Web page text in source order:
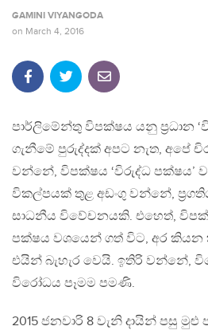
GAMINI VIYANGODA
on March 4, 2016
පාර්ලිමේන්තු විපක්ෂය යනු ප‍්‍රධාන
ගැනීමේ පුරුද්දක් අපට නැත, අපේ
වන්නේ, විපක්ෂය ‘විරුද්ධ පක්ෂය’
විකල්පයක් තුළ අඩංගු වන්නේ,
සාධනීය විවේචනයකි. එහෙත්,
පක්ෂය වශයෙන් ගත් විට, අර
එයින් බැහැර වෙයි. ඉතිරි වන්නේ,
විරෝධය පෑමම පමණි.
2015 ජනවාරි 8 වැනි දායින් පසු